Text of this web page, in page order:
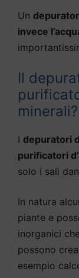
Un
invece
Il
minerali?
I depuratori
purificatori
solo i sali
In natura
piante e
inorganici
possono
esempio